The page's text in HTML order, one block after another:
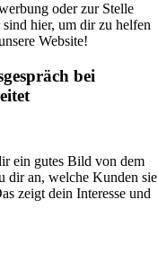
oder zur Stelle
hier, um dir zu helfen
Website!
bei
ein gutes Bild von dem
dir an, welche Kunden sie
zeigt dein Interesse und